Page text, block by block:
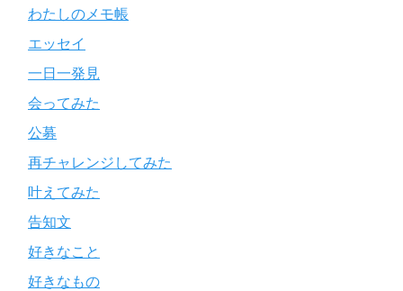
わたしのメモ帳
エッセイ
一日一発見
会ってみた
公募
再チャレンジしてみた
叶えてみた
告知文
好きなこと
好きなもの